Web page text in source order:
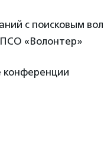
с поисковым
«Волонтер»
конференции